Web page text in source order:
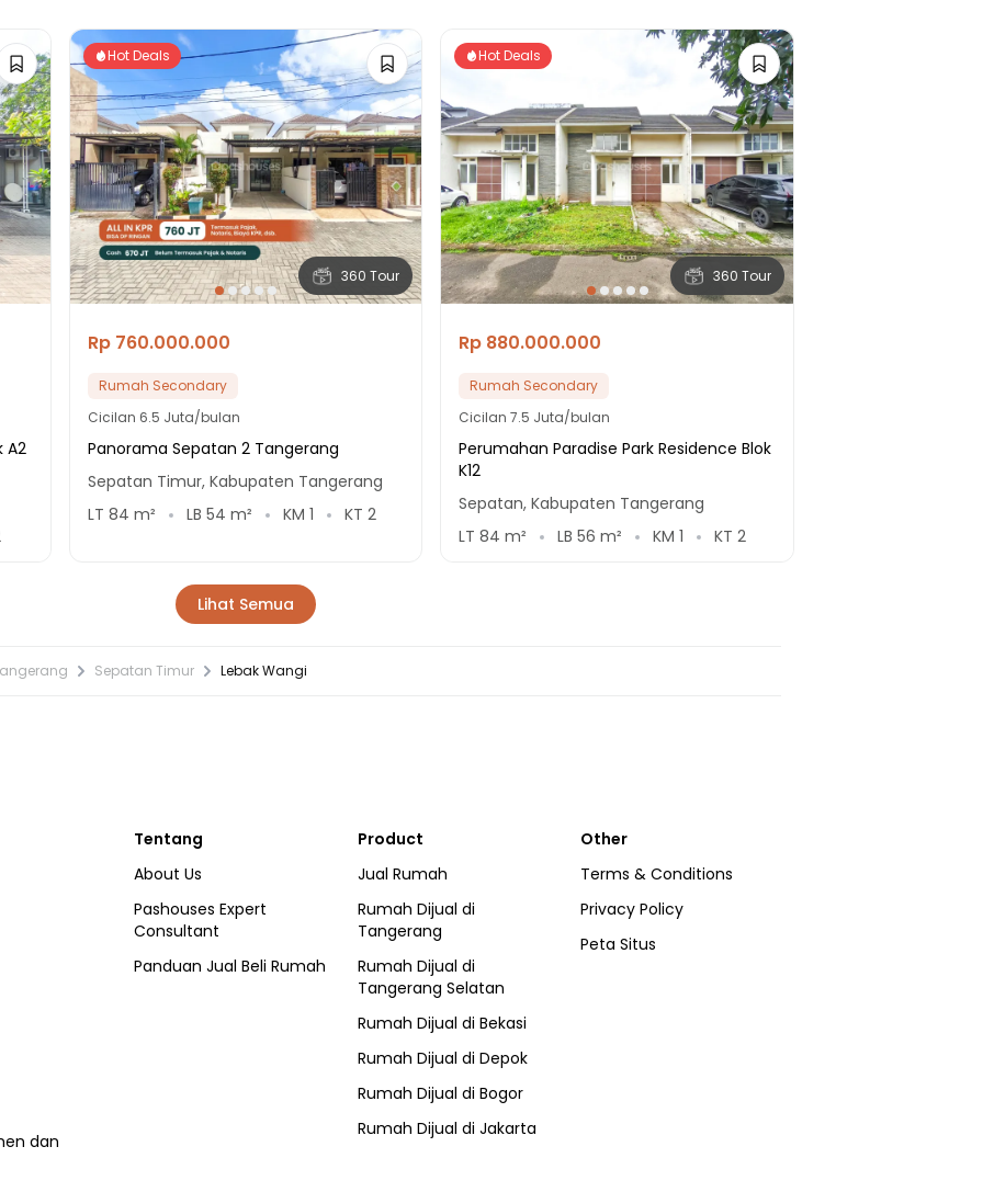
A2
360 Tour
Hot Deals
Rp 760.000.000
Rumah Secondary
Cicilan 6.5 Juta/bulan
Panorama Sepatan 2 Tangerang
Sepatan Timur, Kabupaten Tangerang
LT 84 m² LB 54 m² KM 1 KT 2
360 Tour
Hot Deals
Rp 880.000.000
Rumah Secondary
Cicilan7.5 Juta/bulan
Perumahan Paradise Park Residence Blok
K12
Sepatan, Kabupaten Tangerang
LT84 m² LB56 m² KM1 KT2
Lihat Semua
Sepatan Timur Lebak Wangi
dan
Tentang
About Us
Pashouses Expert
Consultant
Panduan Jual Beli Rumah
Product
Jual Rumah
Rumah Dijual di
Tangerang
Rumah Dijual di
Tangerang Selatan
Rumah Dijual di Bekasi
Rumah Dijual di Depok
Rumah Dijual di Bogor
Rumah Dijual di Jakarta
Other
Terms & Conditions
Privacy Policy
Peta Situs